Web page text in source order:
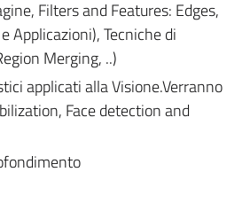
Filters and Features: Edges,
Applicazioni), Tecniche di
Merging, ..)
applicati alla Visione.Verranno
Face detection and